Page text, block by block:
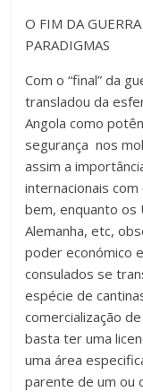
O FIM DA
PARADIGMAS
Com o “final” da
transladou da
Angola como
segurança nos
assim a
internacionais
bem, enquanto os
Alemanha, etc,
poder económico
consulados se
espécie de
comercialização
basta ter uma
uma área
parente de um ou